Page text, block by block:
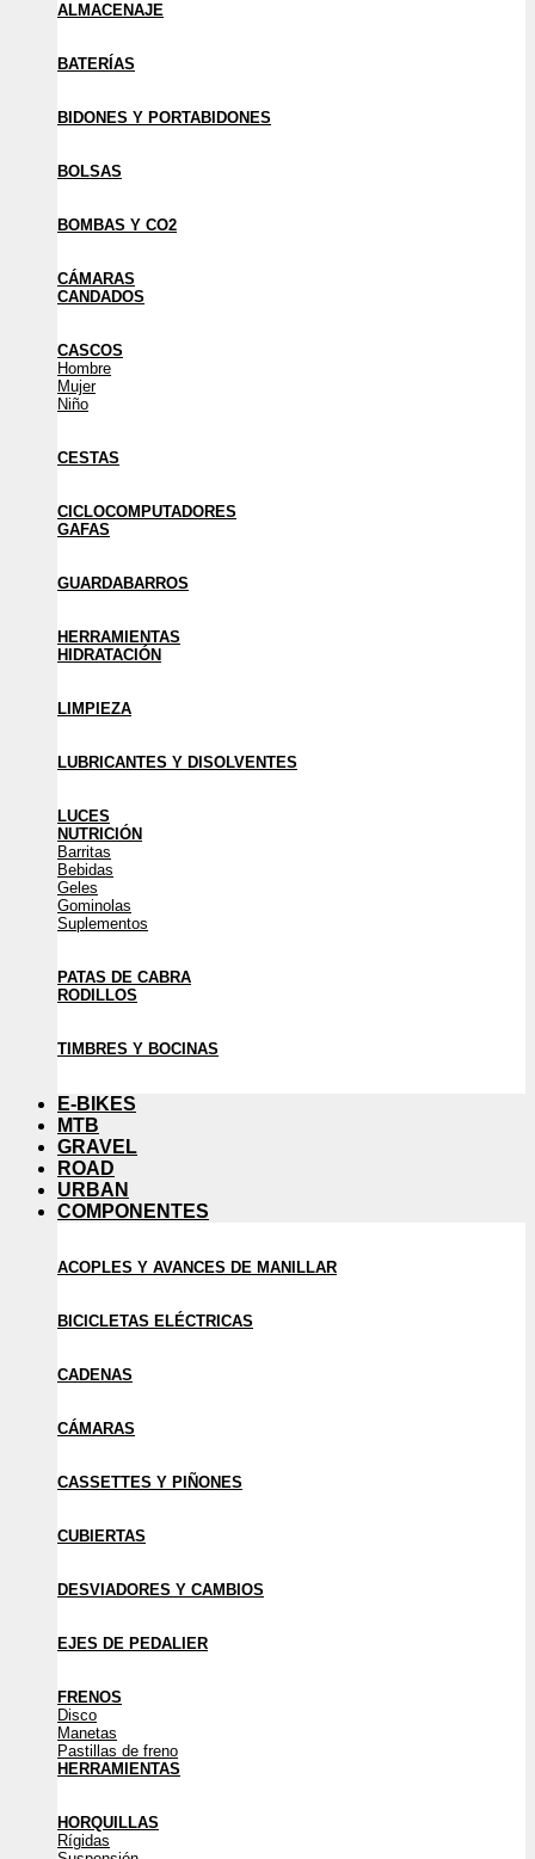
ALMACENAJE
BATERÍAS
BIDONES Y PORTABIDONES
BOLSAS
BOMBAS Y CO2
CÁMARAS
CANDADOS
CASCOS
Hombre
Mujer
Niño
CESTAS
CICLOCOMPUTADORES
GAFAS
GUARDABARROS
HERRAMIENTAS
HIDRATACIÓN
LIMPIEZA
LUBRICANTES Y DISOLVENTES
LUCES
NUTRICIÓN
Barritas
Bebidas
Geles
Gominolas
Suplementos
PATAS DE CABRA
RODILLOS
TIMBRES Y BOCINAS
E-BIKES
MTB
GRAVEL
ROAD
URBAN
COMPONENTES
ACOPLES Y AVANCES DE MANILLAR
BICICLETAS ELÉCTRICAS
CADENAS
CÁMARAS
CASSETTES Y PIÑONES
CUBIERTAS
DESVIADORES Y CAMBIOS
EJES DE PEDALIER
FRENOS
Disco
Manetas
Pastillas de freno
HERRAMIENTAS
HORQUILLAS
Rígidas